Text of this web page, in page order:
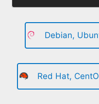
Debian,
Red Hat,